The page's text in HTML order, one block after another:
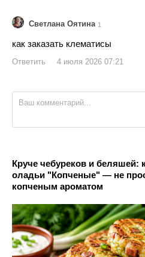
Светлана Оятина 1
как заказать клематисы
Ответить 4 июля 2026 07:21
Круче чебуреков и беляшей:
оладьи "Копченые" — не
копченым ароматом